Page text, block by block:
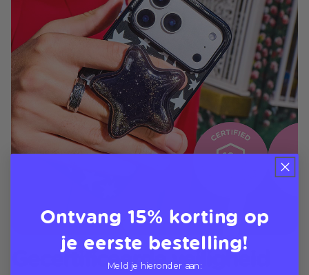
Gecertificeerde veiligheid
Ontvang 15% korting op
je eerste bestelling!
Meld je hieronder aan: